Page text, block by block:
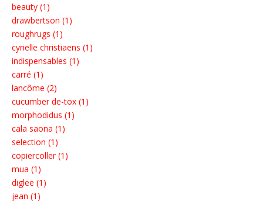
beauty (1)
drawbertson (1)
roughrugs (1)
cyrielle christiaens (1)
indispensables (1)
carré (1)
lancôme (2)
cucumber de-tox (1)
morphodidus (1)
cala saona (1)
selection (1)
copiercoller (1)
mua (1)
diglee (1)
jean (1)